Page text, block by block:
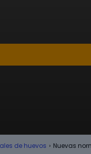
de huevos › Nuevas